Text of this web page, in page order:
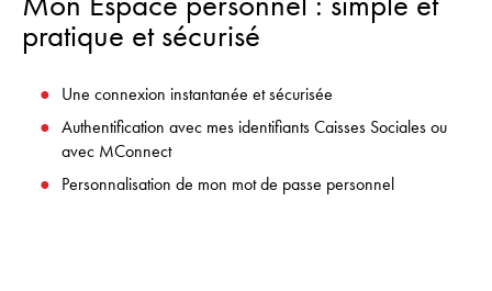
pratique et sécurisé
Une connexion instantanée et sécurisée
Authentification avec mes identifiants Caisses Sociales ou
avec MConnect
Personnalisation de mon mot de passe personnel